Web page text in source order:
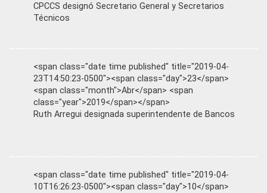
CPCCS designó Secretario General y Secretarios
Técnicos
<span class="date time published" title="2019-04-
23T14:50:23-0500"><span class="day">23</span>
<span class="month">Abr</span> <span
class="year">2019</span></span>
Ruth Arregui designada superintendente de Bancos
<span class="date time published" title="2019-04-
10T16:26:23-0500"><span class="day">10</span>